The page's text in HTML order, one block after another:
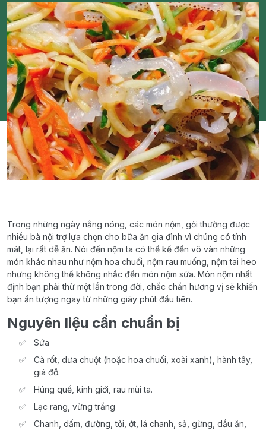
Trong những ngày nắng nóng, các món nộm, gỏi thường được
nhiều bà nội trợ lựa chọn cho bữa ăn gia đình vì chúng có tính
mát, lại rất dễ ăn. Nói đến nộm ta có thể kể đến vô vàn những
món khác nhau như nộm hoa chuối, nộm rau muống, nộm tai heo
nhưng không thể không nhắc đến món nộm sứa. Món nộm nhất
định bạn phải thử một lần trong đời, chắc chắn hương vị sẽ khiến
bạn ấn tượng ngay từ những giây phút đầu tiên.
Nguyên liệu cần chuẩn bị
Sứa
Cà rốt, dưa chuột (hoặc hoa chuối, xoài xanh), hành tây,
giá đỗ.
Húng quế, kinh giới, rau mùi ta.
Lạc rang, vừng trắng
Chanh, dấm, đường, tỏi, ớt, lá chanh, sả, gừng, dầu ăn,